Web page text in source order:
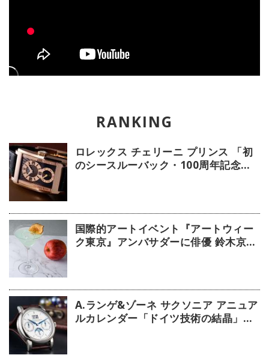
ロレックス チェリーニ プリンス 「初
のシースルーバック・100周年記念モ
国際的アートイベント『アートウィー
ク東京』アンバサダーに俳優 鈴木京香
A.ランゲ&ゾーネ サクソニア アニュア
ルカレンダー「ドイツ技術の結晶」